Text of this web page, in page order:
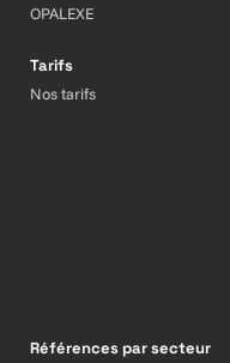
OPALEXE
Tarifs
Nos tarifs
Références par secteur